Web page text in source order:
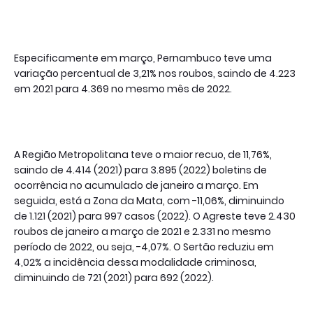
Especificamente em março, Pernambuco teve uma
variação percentual de 3,21% nos roubos, saindo de 4.223
em 2021 para 4.369 no mesmo mês de 2022.
A Região Metropolitana teve o maior recuo, de 11,76%,
saindo de 4.414 (2021) para 3.895 (2022) boletins de
ocorrência no acumulado de janeiro a março. Em
seguida, está a Zona da Mata, com -11,06%, diminuindo
de 1.121 (2021) para 997 casos (2022). O Agreste teve 2.430
roubos de janeiro a março de 2021 e 2.331 no mesmo
período de 2022, ou seja, -4,07%. O Sertão reduziu em
4,02% a incidência dessa modalidade criminosa,
diminuindo de 721 (2021) para 692 (2022).